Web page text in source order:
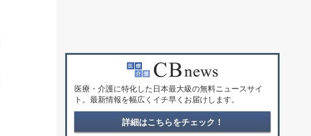
医療・介護に特化した日本最大級の無料ニュースサイ
ト。最新情報を幅広くイチ早くお届けします。
詳細はこちらをチェック！